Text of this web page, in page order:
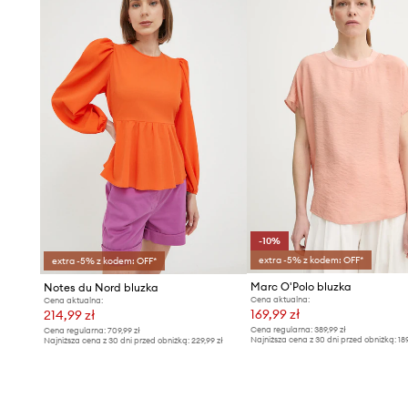
extra -5% z kodem: OFF*
Notes du Nord bluzka
Cena aktualna:
214,99 zł
Cena regularna: 709,99 zł
Najniższa cena z 30 dni przed obniżką: 229,99 zł
-10%
extra -5% z kodem: OFF*
Marc O'Polo bluzka
Cena aktualna:
169,99 zł
Cena regularna:389,99 zł
Najniższa cena z 30 dni przed obniżką: